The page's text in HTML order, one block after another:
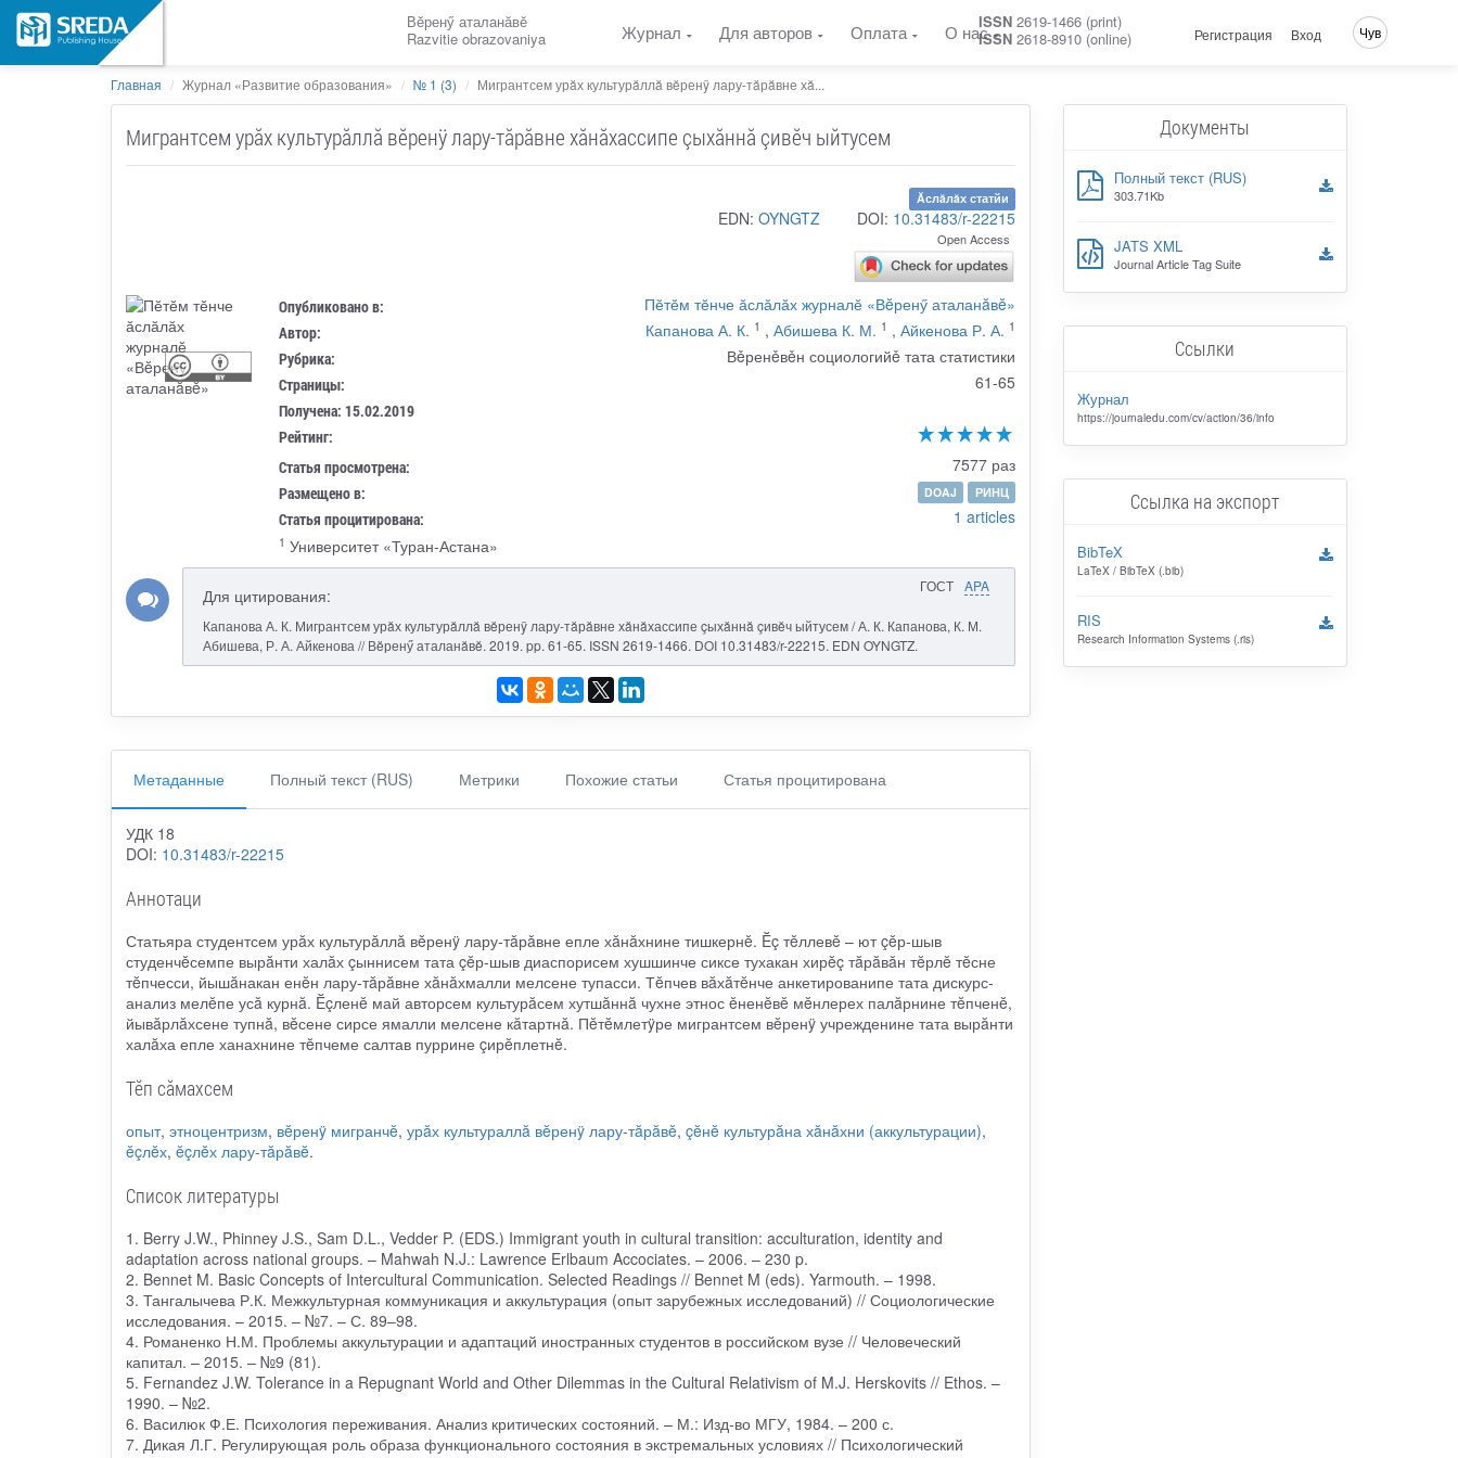
Вӗренӳ аталанӑвӗ
Razvitie obrazovaniya
Журнал Для авторов Оплата О насISSN 2619-1466 (print)
ISSN 2618-8910 (online) Регистрация Вход Чув
Главная Журнал «Развитие образования» № 1 (3) Мигрантсем урăх культурăллă вĕренÿ лару-тăрăвне хă...
Мигрантсем урăх культурăллă вĕренÿ лару-тăрăвне хăнăхассипе çыхăннă çивĕч ыйтусем
Ăслăлăх статйи
EDN: OYNGTZ DOI: 10.31483/r-22215
Open Access
Опубликовано в: Пӗтӗм тӗнче ӑслӑлӑх журналӗ «Вĕренӳ аталанăвĕ»
Автор: Капанова А. К. 1 , Абишева К. М. 1 , Айкенова Р. А. 1
Рубрика: Вěренěвěн социологийě тата статистики
Страницы: 61-65
Получена: 15.02.2019
Рейтинг:
Статья просмотрена:
7577 раз
Размещено в: DOAJ РИНЦ
Статья процитирована: 1 articles
1 Университет «Туран-Астана»
ГОСТ APA
Для цитирования:
Капанова А. К. Мигрантсем урăх культурăллă вĕренÿ лару-тăрăвне хăнăхассипе çыхăннă çивĕч ыйтусем / А. К. Капанова, К. М.
Абишева, Р. А. Айкенова // Вĕренӳ аталанăвĕ. 2019. pp. 61-65. ISSN 2619-1466. DOI 10.31483/r-22215. EDN OYNGTZ.
Метаданные Полный текст (RUS) Метрики Похожие статьи Статья процитирована
УДК 18
DOI: 10.31483/r-22215
Аннотаци
Статьяра студентсем урăх культурăллă вĕренÿ лару-тăрăвне епле хăнăхнине тишкернĕ. Ĕç тĕллевĕ – ют çĕр-шыв
студенчĕсемпе вырăнти халăх çыннисем тата çĕр-шыв диаспорисем хушшинче сиксе тухакан хирĕç тăрăвăн тĕрлĕ тĕсне
тĕпчесси, йышăнакан енĕн лару-тăрăвне хăнăхмалли мелсене тупасси. Тĕпчев вăхăтĕнче анкетированипе тата дискурс-
анализ мелĕпе усă курнă. Ĕçленĕ май авторсем культурăсем хутшăннă чухне этнос ĕненĕвĕ мĕнлерех палăрнине тĕпченĕ,
йывăрлăхсене тупнă, вĕсене сирсе ямалли мелсене кăтартнă. Пĕтĕмлетÿре мигрантсем вĕренÿ учрежденине тата вырăнти
халăха епле ханахнине тĕпчеме салтав пуррине çирĕплетнĕ.
Тӗп сӑмахсем
опыт, этноцентризм, вĕренÿ мигранчĕ, урăх культураллă вĕренÿ лару-тăрăвĕ, çĕнĕ культурăна хăнăхни (аккультурации),
ĕçлĕх, ĕçлĕх лару-тăрăвĕ.
Список литературы
1. Berry J.W., Phinney J.S., Sam D.L., Vedder P. (EDS.) Immigrant youth in cultural transition: acculturation, identity and
adaptation across national groups. – Mahwah N.J.: Lawrence Erlbaum Accociates. – 2006. – 230 p.
2. Bennet M. Basic Concepts of Intercultural Communication. Selected Readings // Bennet M (eds). Yarmouth. – 1998.
3. Тангалычева Р.К. Межкультурная коммуникация и аккультурация (опыт зарубежных исследований) // Социологические
исследования. – 2015. – №7. – С. 89–98.
4. Романенко Н.М. Проблемы аккультурации и адаптаций иностранных студентов в российском вузе // Человеческий
капитал. – 2015. – №9 (81).
5. Fernandez J.W. Tolerance in a Repugnant World and Other Dilemmas in the Cultural Relativism of M.J. Herskovits // Ethos. –
1990. – №2.
6. Василюк Ф.Е. Психология переживания. Анализ критических состояний. – М.: Изд-во МГУ, 1984. – 200 с.
7. Дикая Л.Г. Регулирующая роль образа функционального состояния в экстремальных условиях // Психологический
Документы
Полный текст (RUS)
303.71Kb
JATS XML
Journal Article Tag Suite
Ссылки
Журнал
https://journaledu.com/cv/action/36/info
Ссылка на экспорт
BibTeX
LaTeX / BibTeX (.bib)
RIS
Research Information Systems (.ris)